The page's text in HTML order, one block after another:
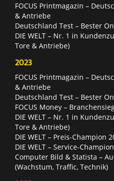
FOCUS Printmagazin –
& Antriebe
Deutschland Test – Bester
DIE WELT – Nr. 1 in
Tore & Antriebe)
2023
FOCUS Printmagazin –
& Antriebe
Deutschland Test – Bester
FOCUS Money –
DIE WELT – Nr. 1 in
Tore & Antriebe)
DIE WELT – Preis-Champion
DIE WELT – Service-
Computer Bild & Statista –
(Wachstum, Traffic, Technik)